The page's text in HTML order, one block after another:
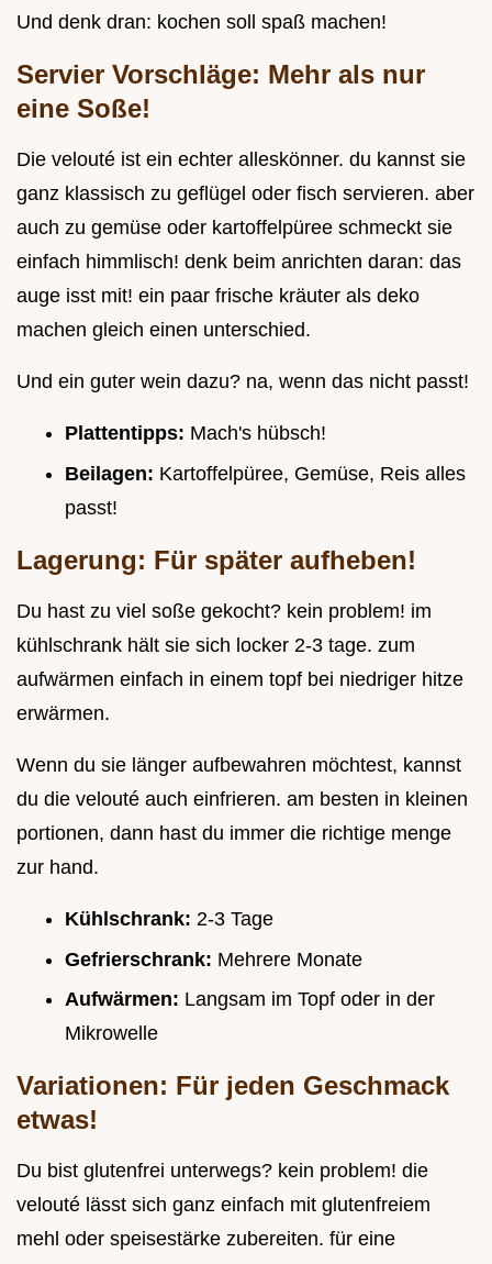
Und denk dran: kochen soll spaß machen!
Servier Vorschläge: Mehr als nur
eine Soße!
Die velouté ist ein echter alleskönner. du kannst sie
ganz klassisch zu geflügel oder fisch servieren. aber
auch zu gemüse oder kartoffelpüree schmeckt sie
einfach himmlisch! denk beim anrichten daran: das
auge isst mit! ein paar frische kräuter als deko
machen gleich einen unterschied.
Und ein guter wein dazu? na, wenn das nicht passt!
Plattentipps: Mach's hübsch!
Beilagen: Kartoffelpüree, Gemüse, Reis alles
passt!
Lagerung: Für später aufheben!
Du hast zu viel soße gekocht? kein problem! im
kühlschrank hält sie sich locker 2-3 tage. zum
aufwärmen einfach in einem topf bei niedriger hitze
erwärmen.
Wenn du sie länger aufbewahren möchtest, kannst
du die velouté auch einfrieren. am besten in kleinen
portionen, dann hast du immer die richtige menge
zur hand.
Kühlschrank: 2-3 Tage
Gefrierschrank: Mehrere Monate
Aufwärmen: Langsam im Topf oder in der
Mikrowelle
Variationen: Für jeden Geschmack
etwas!
Du bist glutenfrei unterwegs? kein problem! die
velouté lässt sich ganz einfach mit glutenfreiem
mehl oder speisestärke zubereiten. für eine